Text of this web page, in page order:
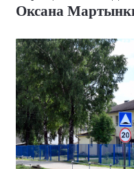
Оксана